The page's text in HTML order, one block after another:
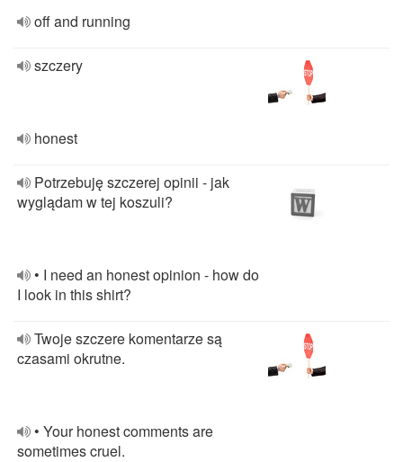
off and running
szczery
honest
Potrzebuję szczerej opinii - jak
wyglądam w tej koszuli?
• I need an honest opinion - how do
I look in this shirt?
Twoje szczere komentarze są
czasami okrutne.
• Your honest comments are
sometimes cruel.